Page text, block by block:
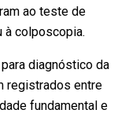
ao teste de
à colposcopia.
diagnóstico da
registrados entre
fundamental e